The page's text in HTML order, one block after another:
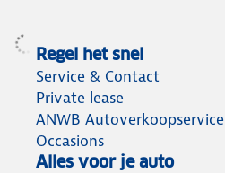
Regel het snel
Service & Contact
Private lease
ANWB Autoverkoopservice
Occasions
Alles voor je auto